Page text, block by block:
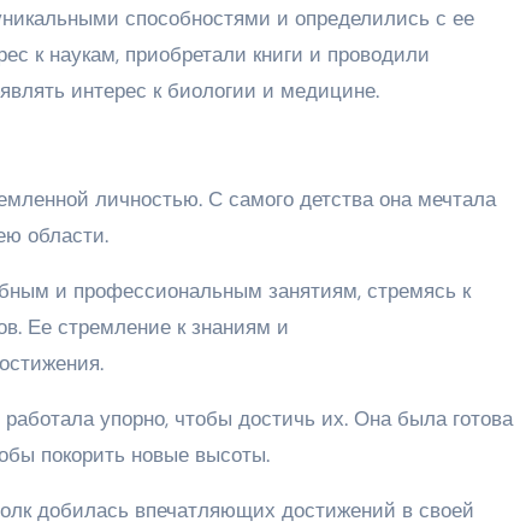
способностями и определились с ее
к наукам, приобретали книги и проводили
интерес к биологии и медицине.
личностью. С самого детства она мечтала
области.
и профессиональным занятиям, стремясь к
Ее стремление к знаниям и
упорно, чтобы достичь их. Она была готова
покорить новые высоты.
добилась впечатляющих достижений в своей